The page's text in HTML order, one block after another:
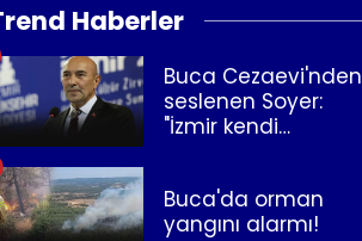
Haberler
Buca Cezaevi'nden
seslenen Soyer:
"İzmir kendi
Buca'da orman
yangını alarmı!